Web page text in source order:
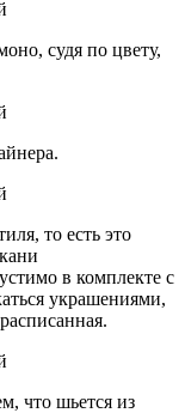
судя по цвету,
то есть это
в комплекте с
украшениями,
что шьется из